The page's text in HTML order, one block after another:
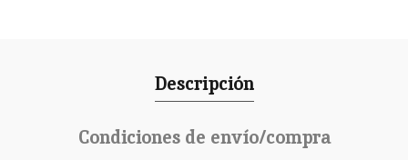
Descripción
Condiciones de envío/compra